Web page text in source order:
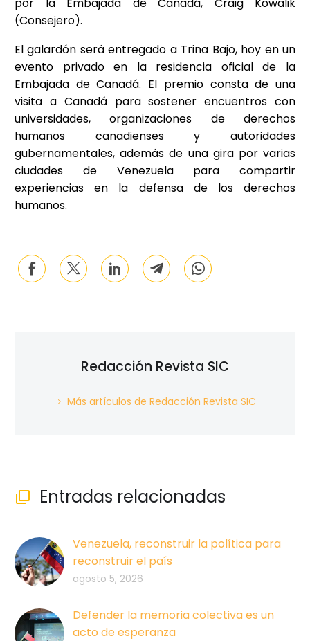
(Consejero).
El galardón será entregado a Trina Bajo, hoy en un
evento privado en la residencia oficial de la
Embajada de Canadá. El premio consta de una
visita a Canadá para sostener encuentros con
universidades, organizaciones de derechos
humanos canadienses y autoridades
gubernamentales, además de una gira por varias
ciudades de Venezuela para compartir
experiencias en la defensa de los derechos
humanos.
Redacción Revista SIC
Más artículos de Redacción Revista SIC
 Entradas relacionadas
Venezuela, reconstruir la política para
reconstruir el país
agosto 5, 2026
Defender la memoria colectiva es un
acto de esperanza